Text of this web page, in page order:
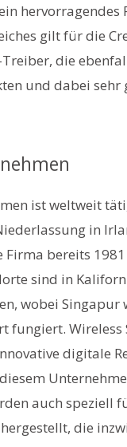
hervorragendes
gilt für die
die
und dabei sehr
ist weltweit
in
Firma bereits
sind in
wobei Singapur
fungiert. Wireless
digitale
auch speziell
die